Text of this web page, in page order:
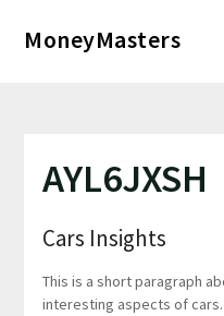
MoneyMasters
AYL6JXSH
Cars Insights
This is a short paragraph
interesting aspects of cars.